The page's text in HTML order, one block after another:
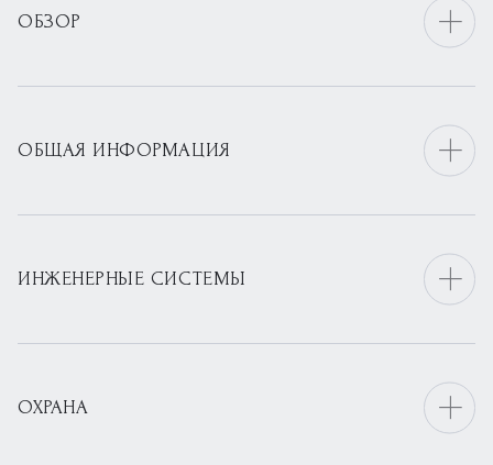
ОБЗОР
ОБЩАЯ ИНФОРМАЦИЯ
ИНЖЕНЕРНЫЕ СИСТЕМЫ
ОХРАНА